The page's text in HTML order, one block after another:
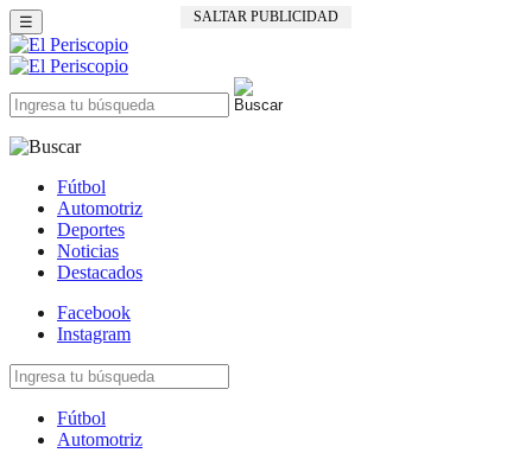
SALTAR PUBLICIDAD
☰
Fútbol
Automotriz
Deportes
Noticias
Destacados
Facebook
Instagram
Fútbol
Automotriz